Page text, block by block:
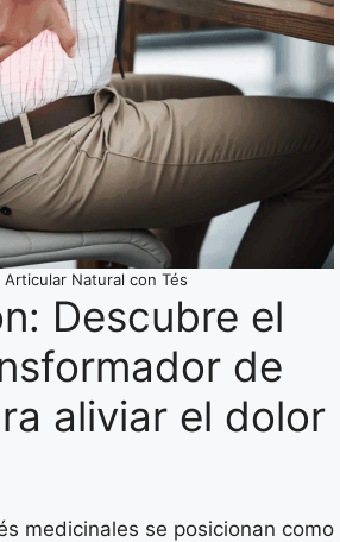
Articular Natural con Tés
Descubre el
de
aliviar el dolor
medicinales se posicionan como